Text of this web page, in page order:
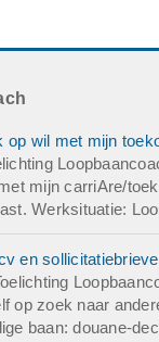
mogelijk
op wil met mijn
mijn carriAre/
Werksituatie:
en
op zoek naar
baan: douane-